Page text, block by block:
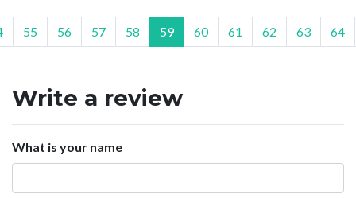
55 56 57 58 59 60 61 62 63 64
Write a review
What is your name